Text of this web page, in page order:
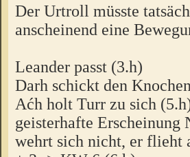
Der Urtroll müsste
anscheinend eine
Leander passt (3.h)
Darh schickt den
Aćh holt Turr zu sich
geisterhafte
wehrt sich nicht, er flieht